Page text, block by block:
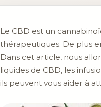
Le CBD est un
thérapeutiques. De plus
Dans cet article, nous
liquides de CBD, les
ils peuvent vous aider à